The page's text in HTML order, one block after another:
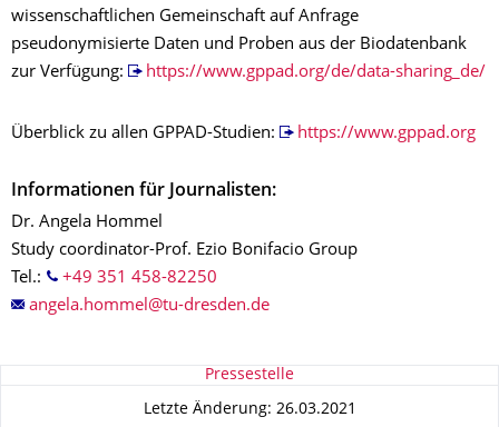
wissenschaftlichen Gemeinschaft auf Anfrage
pseudonymisierte Daten und Proben aus der Biodatenbank
zur Verfügung:
https://www.gppad.org/de/data-sharing_de/
Überblick zu allen GPPAD-Studien: https://www.gppad.org
Informationen für Journalisten:
Dr. Angela Hommel
Study coordinator-Prof. Ezio Bonifacio Group
Tel.:
+49 351 458-82250
Zu dieser Seite Pressestelle
Letzte Änderung: 26.03.2021